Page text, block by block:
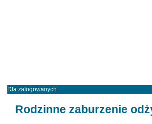
Dla zalogowanych
Rodzinne zaburzenie